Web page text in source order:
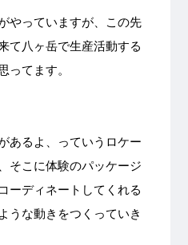
やっていますが、この先
て八ヶ岳で生産活動する
ってます。
あるよ、っていうロケー
そこに体験のパッケージ
ーディネートしてくれる
うな動きをつくっていき